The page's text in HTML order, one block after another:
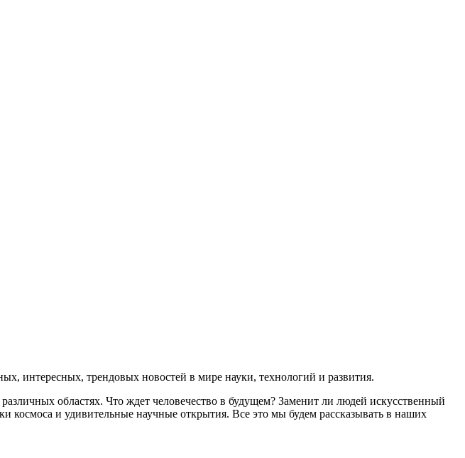
интересных, трендовых новостей в мире науки, технологий и развития.
областях. Что ждет человечество в будущем? Заменит ли людей искусственный
и удивительные научные открытия. Все это мы будем рассказывать в наших